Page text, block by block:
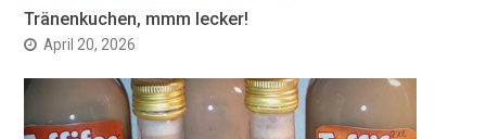
Tränenkuchen, mmm lecker!
April 20, 2026